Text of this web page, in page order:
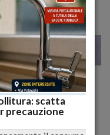
28 29
per il secondo
Middleton, sposa del
scatta
precauzione